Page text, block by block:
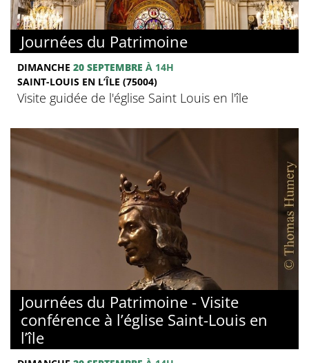
Journées du Patrimoine
DIMANCHE 20 SEPTEMBRE À 14H
SAINT-LOUIS EN L’ÎLE (75004)
Visite guidée de l'église Saint Louis en l'île
Journées du Patrimoine - Visite
conférence à l’église Saint-Louis en
l’île